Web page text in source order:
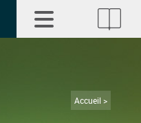
Accueil >